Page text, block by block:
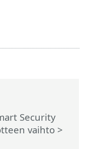
Security
vaihto >